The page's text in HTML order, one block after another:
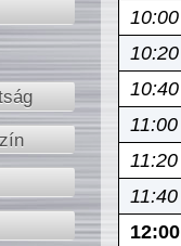
10:00
10:20
10:40
11:00
11:20
11:40
12:00